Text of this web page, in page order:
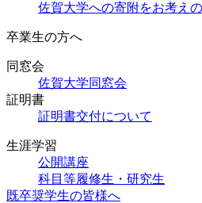
佐賀大学への寄附をお考え
卒業生の方へ
同窓会
佐賀大学同窓会
証明書
証明書交付について
生涯学習
公開講座
科目等履修生・研究生
既卒奨学生の皆様へ